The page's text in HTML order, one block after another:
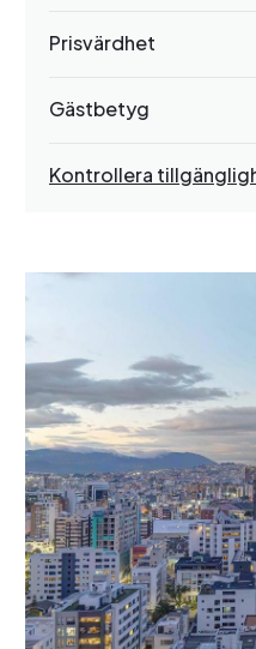
Prisvärdhet
Gästbetyg
Kontrollera